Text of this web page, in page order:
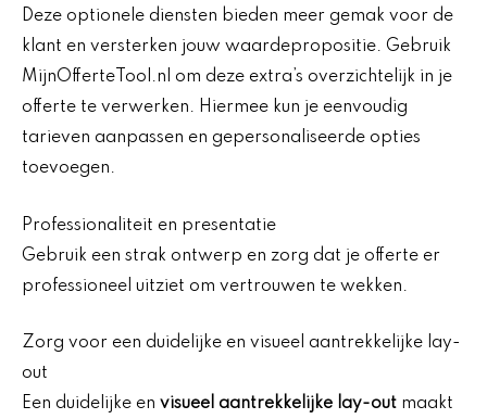
Deze optionele diensten bieden meer gemak voor de
klant en versterken jouw waardepropositie. Gebruik
MijnOfferteTool.nl om deze extra’s overzichtelijk in je
offerte te verwerken. Hiermee kun je eenvoudig
tarieven aanpassen en gepersonaliseerde opties
toevoegen.
Professionaliteit en presentatie
Gebruik een strak ontwerp en zorg dat je offerte er
professioneel uitziet om vertrouwen te wekken.
Zorg voor een duidelijke en visueel aantrekkelijke lay-
out
Een duidelijke en visueel aantrekkelijke lay-out maakt